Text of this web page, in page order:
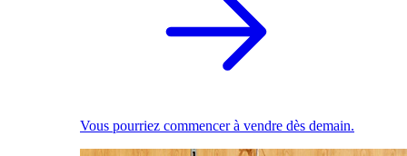
Vous pourriez commencer à vendre dès demain.